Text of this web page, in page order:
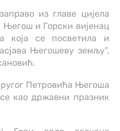
из главе цијела
Његош и Горски вијенац
која се посветила и
Његошеву земљу”,
Петровића Његоша
као државни празник